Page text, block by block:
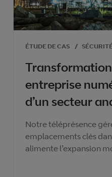
ÉTUDE DE CAS / SÉCURITÉ
entreprise
d’un secteur
Notre téléprésence
emplacements clés
alimente l’expansion